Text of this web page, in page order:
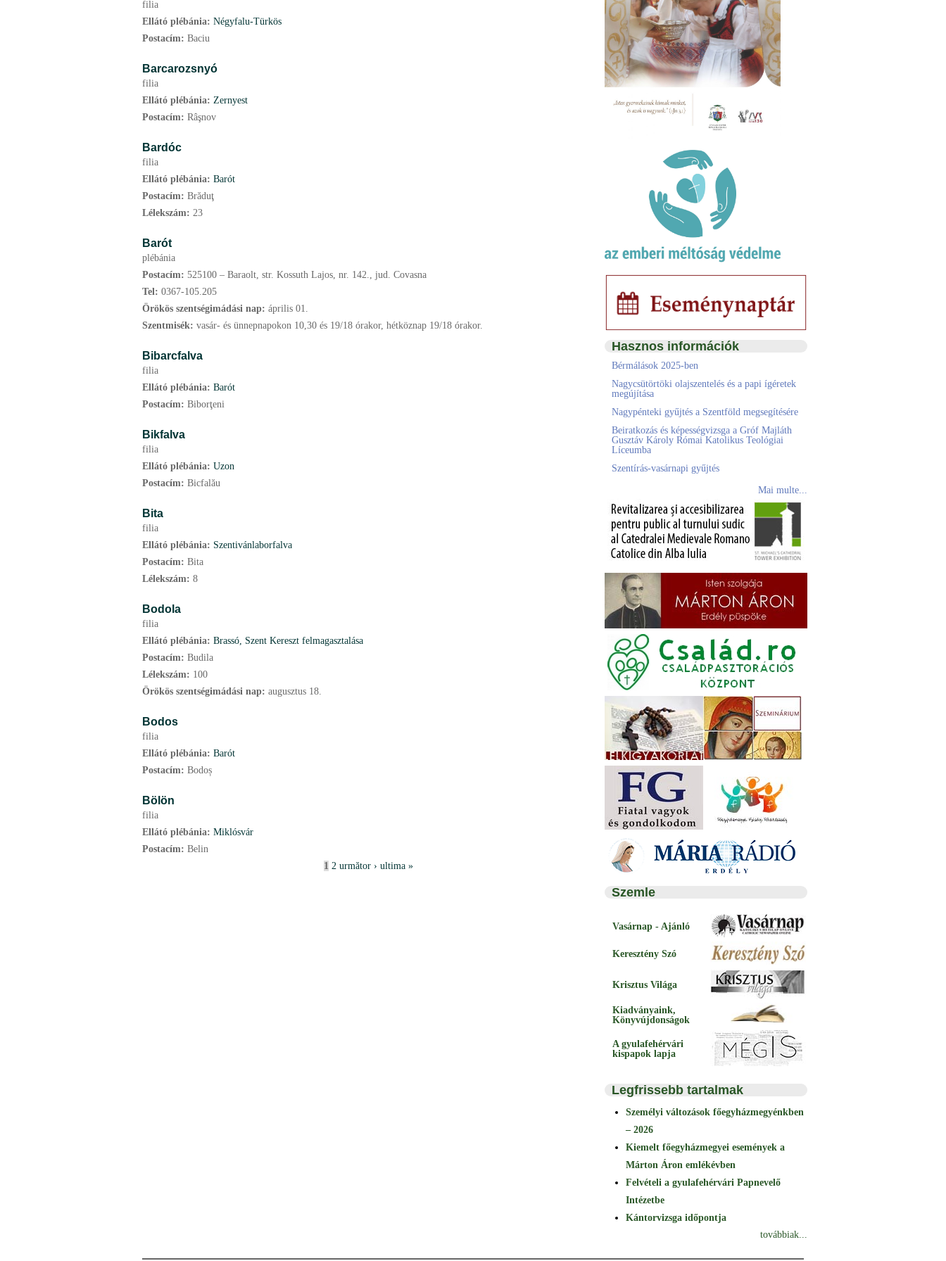
filia
Ellátó plébánia: Négyfalu-Türkös
Postacím: Baciu
Barcarozsnyó
filia
Ellátó plébánia: Zernyest
Postacím: Râşnov
Bardóc
filia
Ellátó plébánia: Barót
Postacím: Brăduţ
Lélekszám: 23
Barót
plébánia
Postacím: 525100 – Baraolt, str. Kossuth Lajos, nr. 142., jud. Covasna
Tel: 0367-105.205
Örökös szentségimádási nap: április 01.
Szentmisék: vasár- és ünnepnapokon 10,30 és 19/18 órakor, hétköznap 19/18 órakor.
Bibarcfalva
filia
Ellátó plébánia: Barót
Postacím: Biborţeni
Bikfalva
filia
Ellátó plébánia: Uzon
Postacím: Bicfalău
Bita
filia
Ellátó plébánia: Szentivánlaborfalva
Postacím: Bita
Lélekszám: 8
Bodola
filia
Ellátó plébánia: Brassó, Szent Kereszt felmagasztalása
Postacím: Budila
Lélekszám: 100
Örökös szentségimádási nap: augusztus 18.
Bodos
filia
Ellátó plébánia: Barót
Postacím: Bodoș
Bölön
filia
Ellátó plébánia: Miklósvár
Postacím: Belin
1 2 următor › ultima »
Hasznos információk
Bérmálások 2025-ben
Nagycsütörtöki olajszentelés és a papi ígéretek
megújítása
Nagypénteki gyűjtés a Szentföld megsegítésére
Beiratkozás és képességvizsga a Gróf Majláth
Gusztáv Károly Római Katolikus Teológiai
Líceumba
Szentírás-vasárnapi gyűjtés
Mai multe...
Szemle
Vasárnap - Ajánló
Keresztény Szó
Krisztus Világa
Kiadványaink,
Könyvújdonságok
A gyulafehérvári
kispapok lapja
Legfrissebb tartalmak
Személyi változások főegyházmegyénkben
– 2026
Kiemelt főegyházmegyei események a
Márton Áron emlékévben
Felvételi a gyulafehérvári Papnevelő
Intézetbe
Kántorvizsga időpontja
továbbiak...